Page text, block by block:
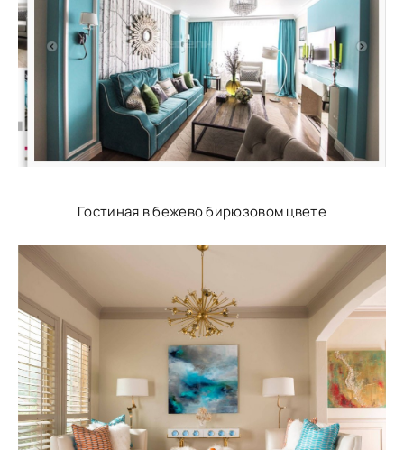
Гостиная в бежево бирюзовом цвете